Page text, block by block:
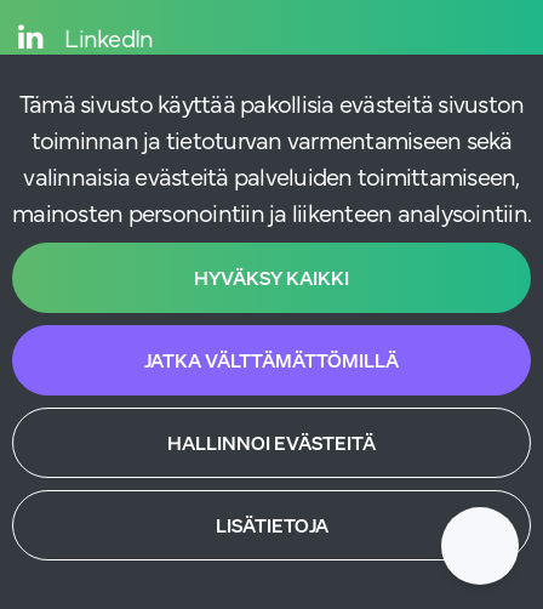
Tämä sivusto käyttää pakollisia evästeitä sivuston
toiminnan ja tietoturvan varmentamiseen sekä
valinnaisia evästeitä palveluiden toimittamiseen,
mainosten personointiin ja liikenteen analysointiin.
HYVÄKSY KAIKKI
JATKA VÄLTTÄMÄTTÖMILLÄ
HALLINNOI EVÄSTEITÄ
LISÄTIETOJA
LinkedIn
Instagram